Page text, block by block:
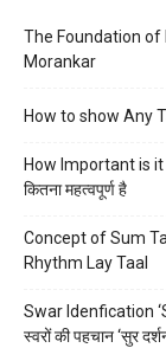
The Foundation of
Morankar
How to show Any
How Important is
कितना महत्वपूर्ण है
Concept of Sum
Rhythm Lay Taal
Swar Idenfication
स्वरों की पहचान ‘सुर